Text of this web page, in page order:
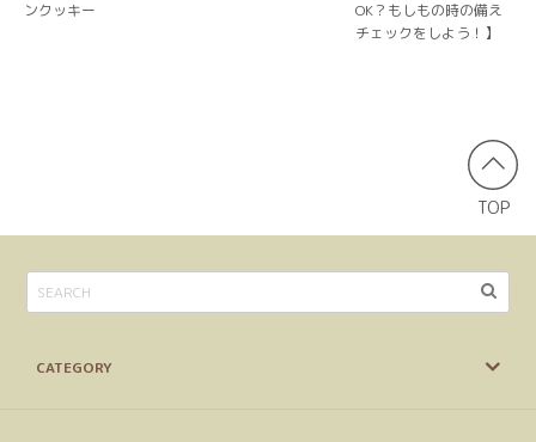
ンクッキー
OK？もしもの時の備え
チェックをしよう！】
TOP
CATEGORY